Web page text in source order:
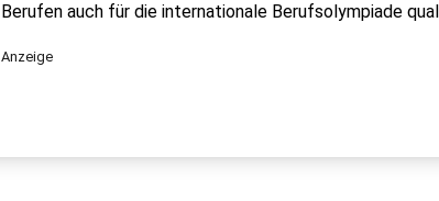
Berufen auch für die internationale Berufsolympiade
Anzeige